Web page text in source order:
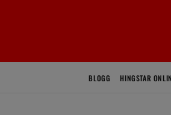
BLOGG HINGSTAR